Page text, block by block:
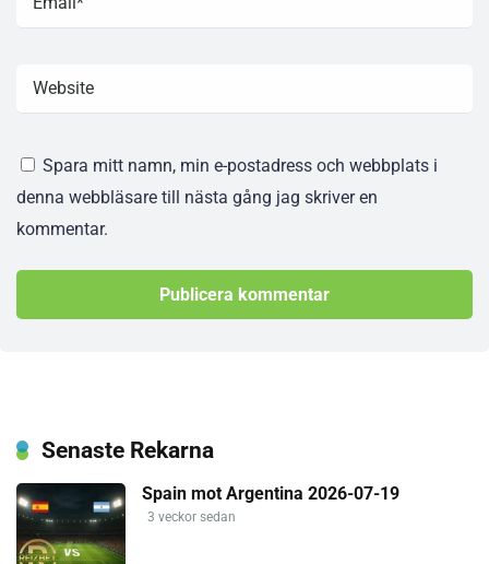
Spara mitt namn, min e-postadress och webbplats i
denna webbläsare till nästa gång jag skriver en
kommentar.
Senaste Rekarna
Spain mot Argentina 2026-07-19
3 veckor sedan